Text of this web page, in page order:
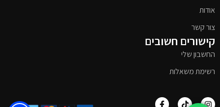
אודות
צור קשר
קישורים חשובים
החשבון שלי
רשימת משאלות